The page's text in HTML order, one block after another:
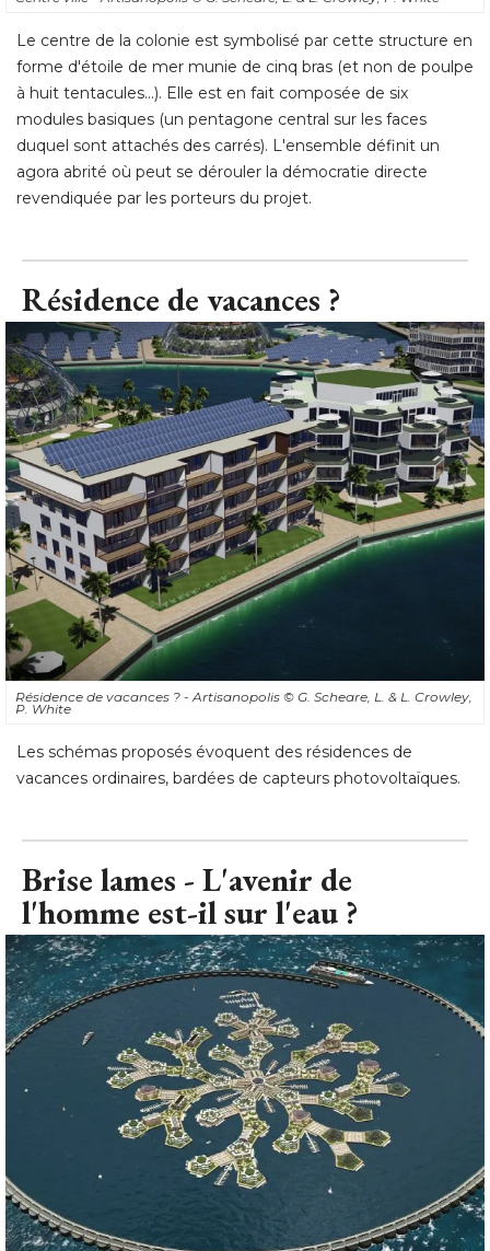
Le centre de la colonie est symbolisé par cette structure en
forme d'étoile de mer munie de cinq bras (et non de poulpe
à huit tentacules...). Elle est en fait composée de six
modules basiques (un pentagone central sur les faces
duquel sont attachés des carrés). L'ensemble définit un
agora abrité où peut se dérouler la démocratie directe
revendiquée par les porteurs du projet.
Résidence de vacances ?
Résidence de vacances ? - Artisanopolis © G. Scheare, L. & L. Crowley,
P. White
Les schémas proposés évoquent des résidences de
vacances ordinaires, bardées de capteurs photovoltaïques.
Brise lames - L'avenir de
l'homme est-il sur l'eau ?